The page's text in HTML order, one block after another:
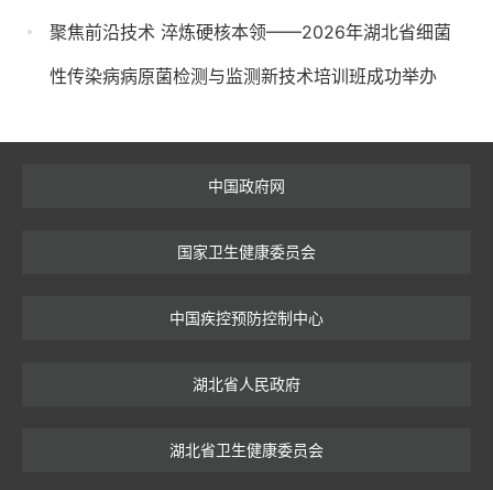
聚焦前沿技术 淬炼硬核本领——2026年湖北省细菌
性传染病病原菌检测与监测新技术培训班成功举办
中国政府网
国家卫生健康委员会
中国疾控预防控制中心
湖北省人民政府
湖北省卫生健康委员会